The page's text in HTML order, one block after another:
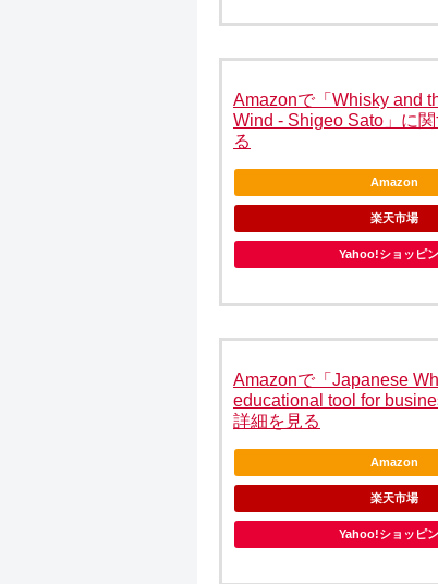
Amazonで「Whisky and
Wind - Shigeo Sato」に
る
Amazon
楽天市場
Yahoo!ショッピ
Amazonで「Japanese
educational tool for
詳細を見る
Amazon
楽天市場
Yahoo!ショッピ